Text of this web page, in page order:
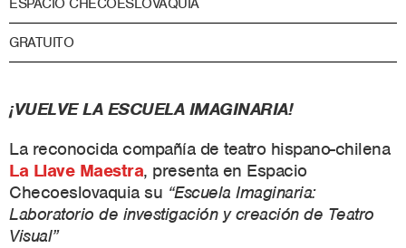
GRATUITO
¡VUELVE LA ESCUELA IMAGINARIA!
La reconocida compañía de teatro hispano-chilena
La Llave Maestra, presenta en Espacio
Checoeslovaquia su “Escuela Imaginaria:
Laboratorio de investigación y creación de Teatro
Visual”